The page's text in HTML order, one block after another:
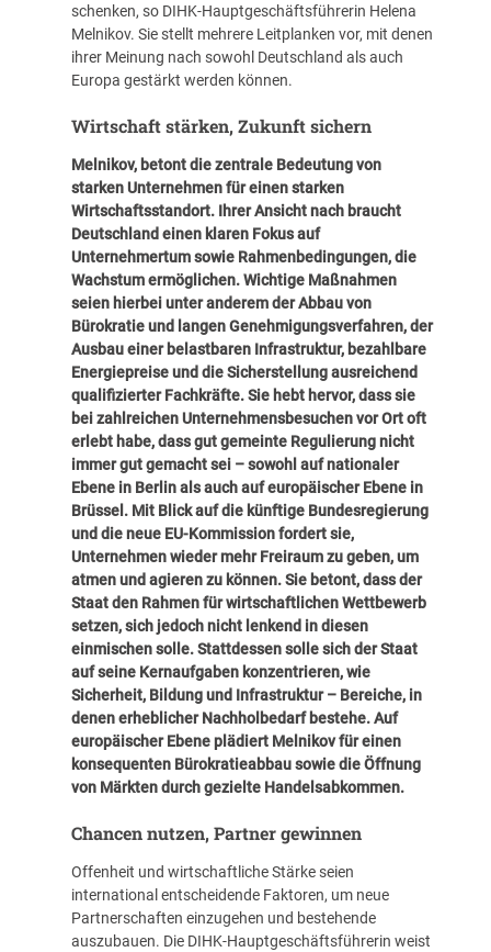
schenken, so DIHK-Hauptgeschäftsführerin Helena
Melnikov. Sie stellt mehrere Leitplanken vor, mit denen
ihrer Meinung nach sowohl Deutschland als auch
Europa gestärkt werden können.
Wirtschaft stärken, Zukunft sichern
Melnikov, betont die zentrale Bedeutung von
starken Unternehmen für einen starken
Wirtschaftsstandort. Ihrer Ansicht nach braucht
Deutschland einen klaren Fokus auf
Unternehmertum sowie Rahmenbedingungen, die
Wachstum ermöglichen. Wichtige Maßnahmen
seien hierbei unter anderem der Abbau von
Bürokratie und langen Genehmigungsverfahren, der
Ausbau einer belastbaren Infrastruktur, bezahlbare
Energiepreise und die Sicherstellung ausreichend
qualifizierter Fachkräfte. Sie hebt hervor, dass sie
bei zahlreichen Unternehmensbesuchen vor Ort oft
erlebt habe, dass gut gemeinte Regulierung nicht
immer gut gemacht sei – sowohl auf nationaler
Ebene in Berlin als auch auf europäischer Ebene in
Brüssel. Mit Blick auf die künftige Bundesregierung
und die neue EU-Kommission fordert sie,
Unternehmen wieder mehr Freiraum zu geben, um
atmen und agieren zu können. Sie betont, dass der
Staat den Rahmen für wirtschaftlichen Wettbewerb
setzen, sich jedoch nicht lenkend in diesen
einmischen solle. Stattdessen solle sich der Staat
auf seine Kernaufgaben konzentrieren, wie
Sicherheit, Bildung und Infrastruktur – Bereiche, in
denen erheblicher Nachholbedarf bestehe. Auf
europäischer Ebene plädiert Melnikov für einen
konsequenten Bürokratieabbau sowie die Öffnung
von Märkten durch gezielte Handelsabkommen.
Chancen nutzen, Partner gewinnen
Offenheit und wirtschaftliche Stärke seien
international entscheidende Faktoren, um neue
Partnerschaften einzugehen und bestehende
auszubauen. Die DIHK-Hauptgeschäftsführerin weist